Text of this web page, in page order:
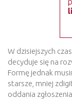
W dzisiejszych
decyduje się na
Formę jednak
starsze, mniej
oddania